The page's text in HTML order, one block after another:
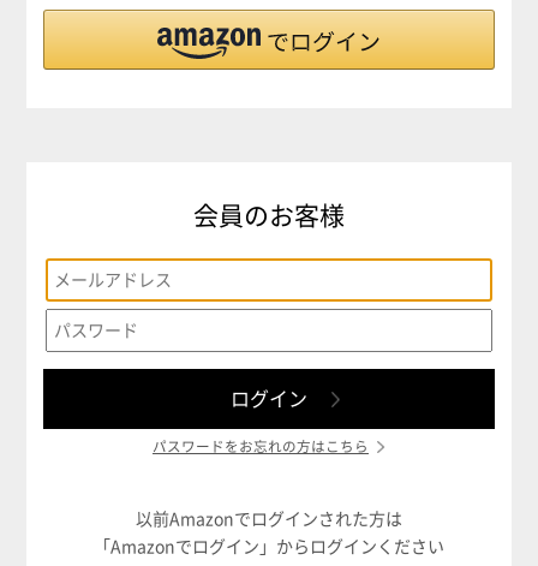
会員のお客様
パスワードをお忘れの方はこちら
以前Amazonでログインされた方は
「Amazonでログイン」からログインください